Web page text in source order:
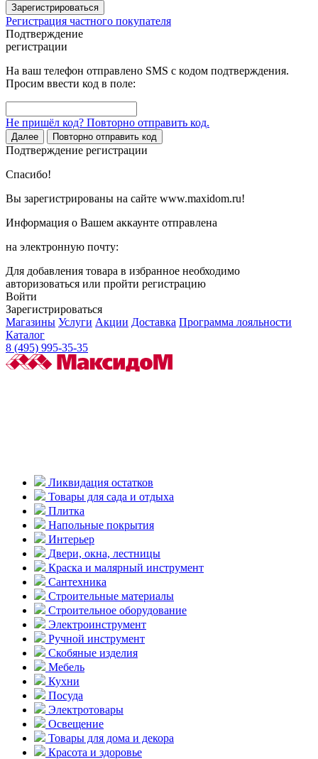
Зарегистрироваться
Регистрация частного покупателя
Подтверждение
регистрации
На ваш телефон отправлено SMS с кодом подтверждения.
Просим ввести код в поле:
Не пришёл код? Повторно отправить код.
Далее Повторно отправить код
Подтверждение регистрации
Спасибо!
Вы зарегистрированы на сайте www.maxidom.ru!
Информация о Вашем аккаунте отправлена
на электронную почту:
Для добавления товара в избранное необходимо
авторизоваться или пройти регистрацию
Войти
Зарегистрироваться
Магазины Услуги Акции Доставка Программа лояльности
Каталог
8 (495) 995-35-35
Ликвидация остатков
Товары для сада и отдыха
Плитка
Напольные покрытия
Интерьер
Двери, окна, лестницы
Краска и малярный инструмент
Сантехника
Строительные материалы
Строительное оборудование
Электроинструмент
Ручной инструмент
Скобяные изделия
Мебель
Кухни
Посуда
Электротовары
Освещение
Товары для дома и декора
Красота и здоровье